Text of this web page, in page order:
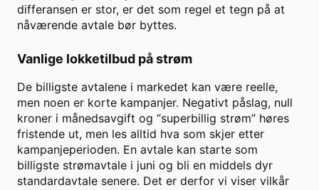
differansen er stor, er det som regel et tegn på at
nåværende avtale bør byttes.
Vanlige lokketilbud på strøm
De billigste avtalene i markedet kan være reelle,
men noen er korte kampanjer. Negativt påslag, null
kroner i månedsavgift og “superbillig strøm” høres
fristende ut, men les alltid hva som skjer etter
kampanjeperioden. En avtale kan starte som
billigste strømavtale i juni og bli en middels dyr
standardavtale senere. Det er derfor vi viser vilkår